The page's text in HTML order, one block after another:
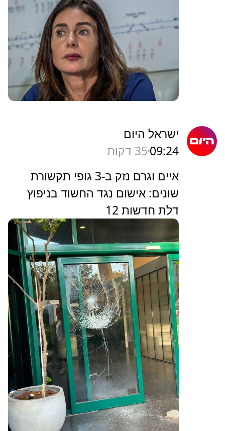
ישראל היום
09:2435 דקות
איים וגרם נזק ב-3 גופי תקשורת
שונים: אישום נגד החשוד בניפוץ
דלת חדשות 12